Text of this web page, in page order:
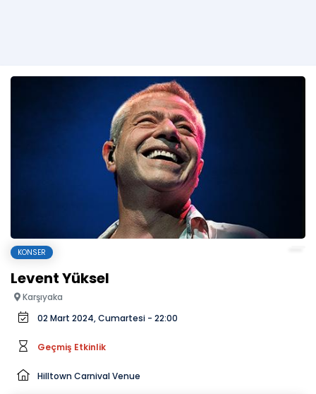
KONSER
Levent Yüksel
Karşıyaka
02 Mart 2024, Cumartesi - 22:00
Geçmiş Etkinlik
Hilltown Carnival Venue